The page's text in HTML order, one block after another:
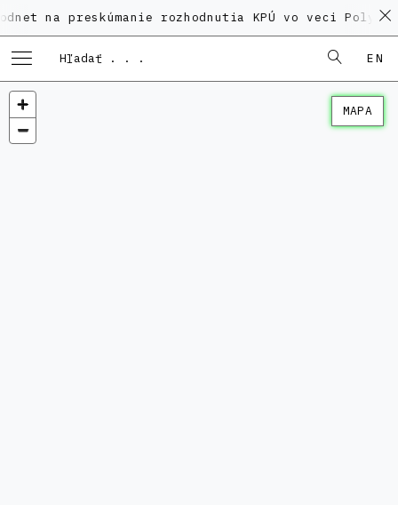
preskúmanie rozhodnutia KPÚ vo veci Polyfunkčného
EN
MAPA